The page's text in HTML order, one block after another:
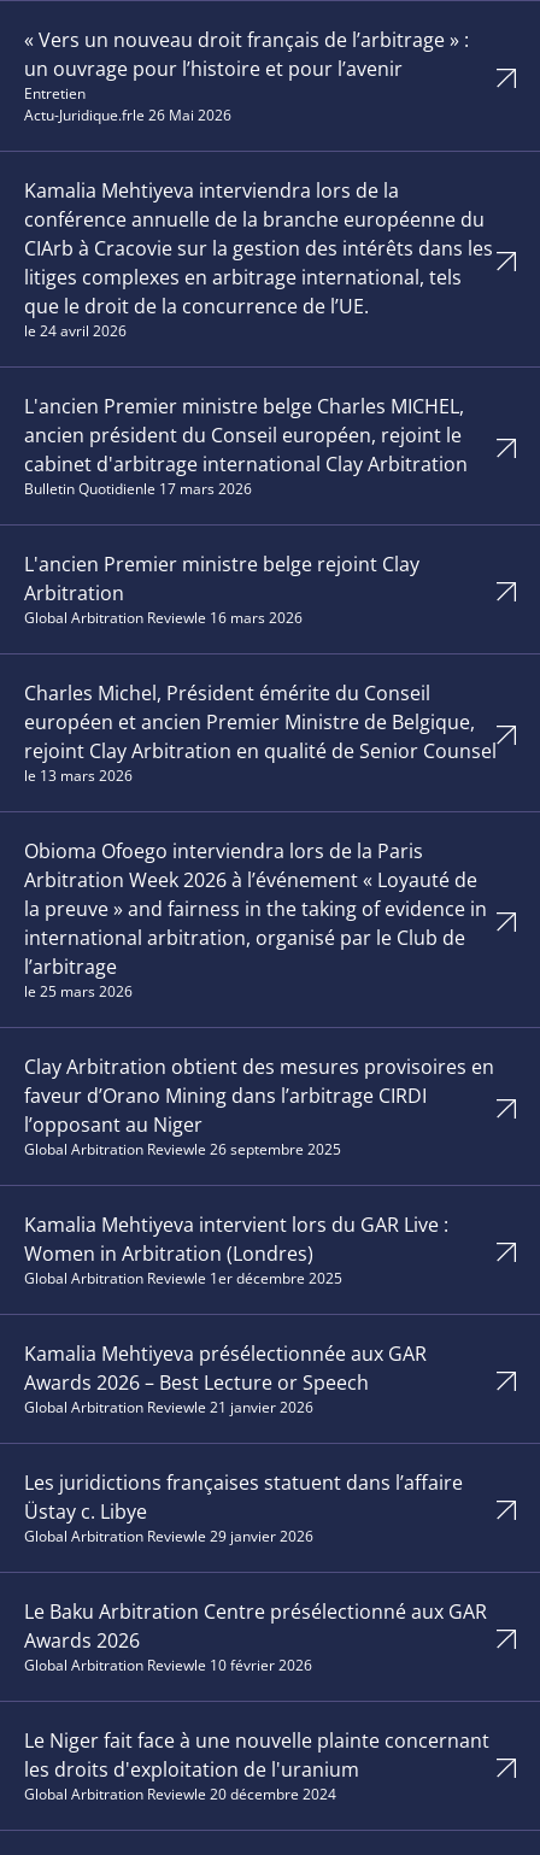
« Vers un nouveau droit français de l’arbitrage » :
un ouvrage pour l’histoire et pour l’avenir
Entretien
Actu-Juridique.frle 26 Mai 2026
Kamalia Mehtiyeva interviendra lors de la
conférence annuelle de la branche européenne du
CIArb à Cracovie sur la gestion des intérêts dans les
litiges complexes en arbitrage international, tels
que le droit de la concurrence de l’UE.
le 24 avril 2026
L'ancien Premier ministre belge Charles MICHEL,
ancien président du Conseil européen, rejoint le
cabinet d'arbitrage international Clay Arbitration
Bulletin Quotidienle 17 mars 2026
L'ancien Premier ministre belge rejoint Clay
Arbitration
Global Arbitration Reviewle 16 mars 2026
Charles Michel, Président émérite du Conseil
européen et ancien Premier Ministre de Belgique,
rejoint Clay Arbitration en qualité de Senior Counsel
le 13 mars 2026
Obioma Ofoego interviendra lors de la Paris
Arbitration Week 2026 à l’événement « Loyauté de
la preuve » and fairness in the taking of evidence in
international arbitration, organisé par le Club de
l’arbitrage
le 25 mars 2026
Clay Arbitration obtient des mesures provisoires en
faveur d’Orano Mining dans l’arbitrage CIRDI
l’opposant au Niger
Global Arbitration Reviewle 26 septembre 2025
Kamalia Mehtiyeva intervient lors du GAR Live :
Women in Arbitration (Londres)
Global Arbitration Reviewle 1er décembre 2025
Kamalia Mehtiyeva présélectionnée aux GAR
Awards 2026 – Best Lecture or Speech
Global Arbitration Reviewle 21 janvier 2026
Les juridictions françaises statuent dans l’affaire
Üstay c. Libye
Global Arbitration Reviewle 29 janvier 2026
Le Baku Arbitration Centre présélectionné aux GAR
Awards 2026
Global Arbitration Reviewle 10 février 2026
Le Niger fait face à une nouvelle plainte concernant
les droits d'exploitation de l'uranium
Global Arbitration Reviewle 20 décembre 2024